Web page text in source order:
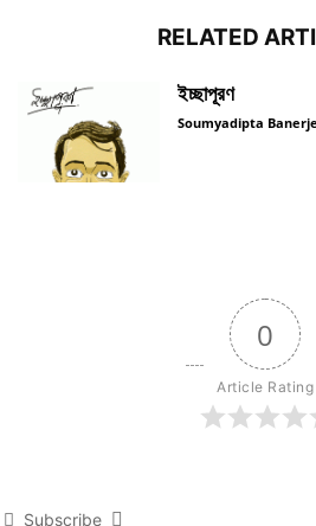
RELATED
ইচ্ছাপূরণ
Soumyadipta
0
Article Rating
Subscribe